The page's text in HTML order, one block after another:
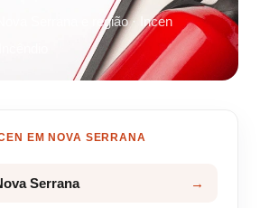
Serrana e região · Incen
EM NOVA SERRANA
Serrana